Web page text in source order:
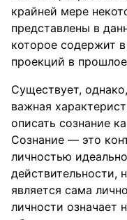
крайней мере
представлены в
которое содержит
проекций в
Существует,
важная
описать сознание
Сознание — это
личностью
действительности,
является сама
личности означает